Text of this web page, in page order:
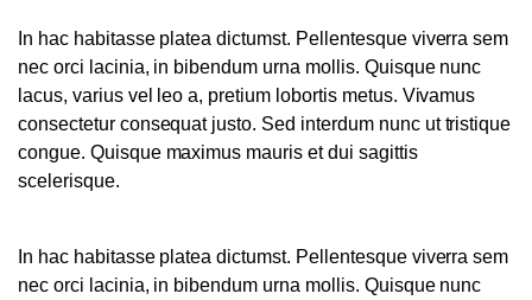
In hac habitasse platea dictumst. Pellentesque viverra sem
nec orci lacinia, in bibendum urna mollis. Quisque nunc
lacus, varius vel leo a, pretium lobortis metus. Vivamus
consectetur consequat justo. Sed interdum nunc ut tristique
congue. Quisque maximus mauris et dui sagittis
scelerisque.
In hac habitasse platea dictumst. Pellentesque viverra sem
nec orci lacinia, in bibendum urna mollis. Quisque nunc